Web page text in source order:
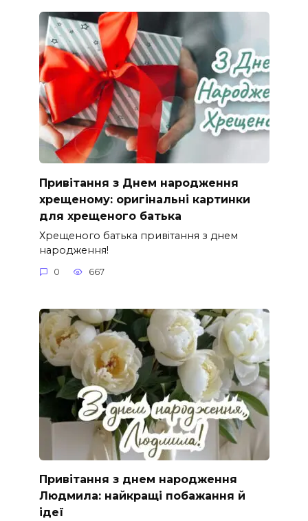
Привітання з Днем народження
хрещеному: оригінальні картинки
для хрещеного батька
Хрещеного батька привітання з днем
народження!
0 667
Привітання з днем народження
Людмила: найкращі побажання й
ідеї